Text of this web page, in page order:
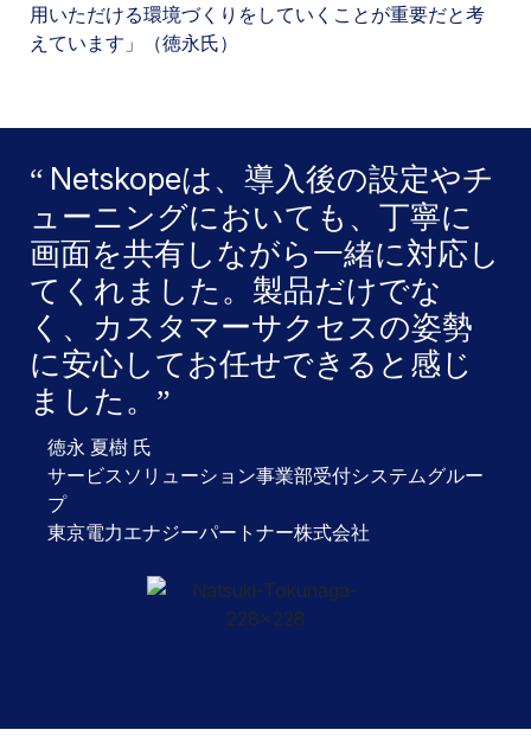
用いただける環境づくりをしていくことが重要だと考
えています」（徳永氏）
Netskopeは、導入後の設定やチ
ューニングにおいても、丁寧に
画面を共有しながら一緒に対応し
てくれました。製品だけでな
く、カスタマーサクセスの姿勢
に安心してお任せできると感じ
ました。
徳永 夏樹 氏
サービスソリューション事業部受付システムグルー
プ
東京電力エナジーパートナー株式会社